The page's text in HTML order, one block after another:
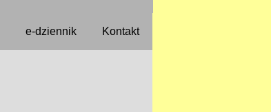
e-dziennik Kontakt